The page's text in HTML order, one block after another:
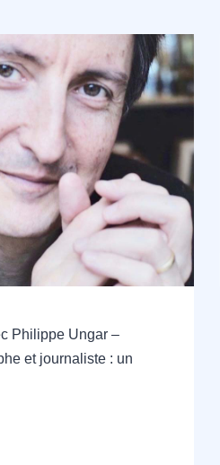
Philippe Ungar –
et journaliste : un